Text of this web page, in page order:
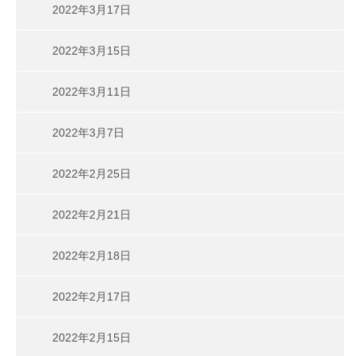
2022年3月17日
2022年3月15日
2022年3月11日
2022年3月7日
2022年2月25日
2022年2月21日
2022年2月18日
2022年2月17日
2022年2月15日